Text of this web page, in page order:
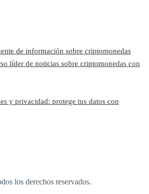
de información sobre criptomonedas
líder de noticias sobre criptomonedas con
y privacidad: protege tus datos con
los derechos reservados.